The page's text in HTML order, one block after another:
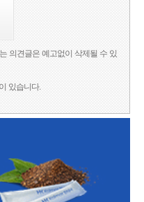
의견글은 예고없이 삭제될 수 있
있습니다.